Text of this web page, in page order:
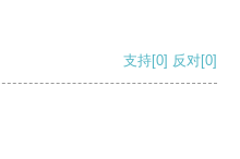
支持[0] 反对[0]